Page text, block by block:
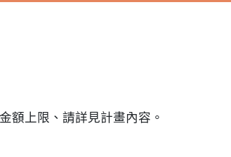
額上限、請詳見計畫內容。